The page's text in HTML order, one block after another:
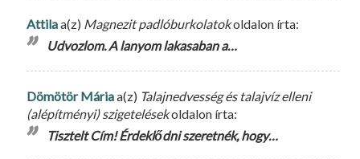
Attilaa(z) Magnezit padlóburkolatokoldalon írta:
Udvozlom. A lanyom lakasaban a…
Dömötör Máriaa(z) Talajnedvesség és talajvíz elleni
(alépítményi) szigetelésekoldalon írta:
Tisztelt Cím! Érdeklődni szeretnék, hogy…